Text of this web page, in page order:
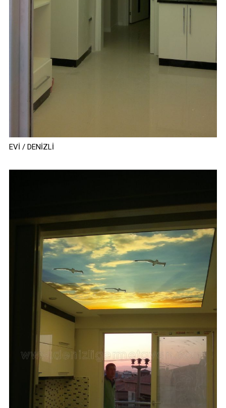
EVİ / DENİZLİ